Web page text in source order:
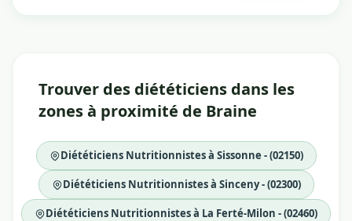
Trouver des diététiciens dans les
zones à proximité de Braine
Diététiciens Nutritionnistes à Sissonne - (02150)
Diététiciens Nutritionnistes à Sinceny - (02300)
Diététiciens Nutritionnistes à La Ferté-Milon - (02460)